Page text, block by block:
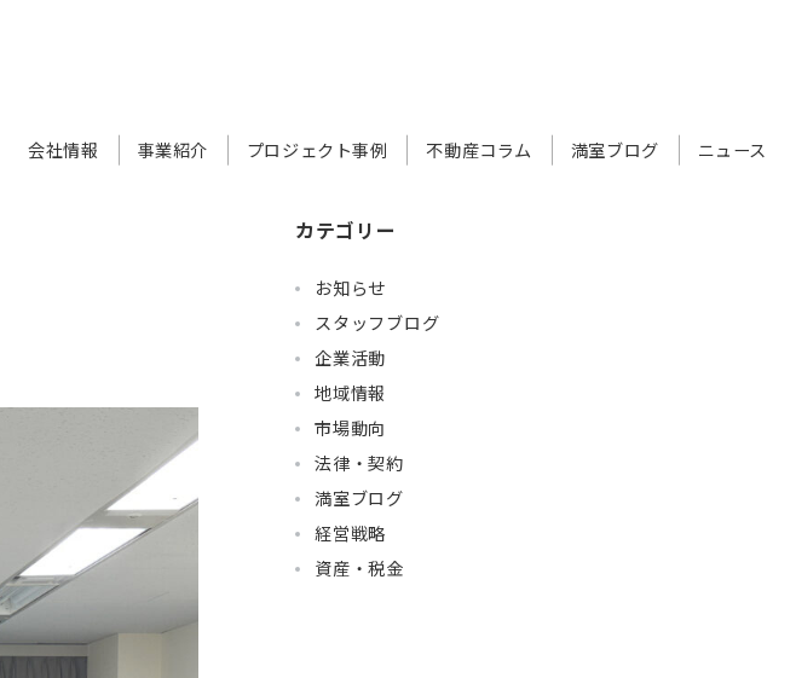
会社情報 事業紹介 プロジェクト事例 不動産コラム 満室ブログ ニュース
カテゴリー
お知らせ
スタッフブログ
企業活動
地域情報
市場動向
法律・契約
満室ブログ
経営戦略
資産・税金